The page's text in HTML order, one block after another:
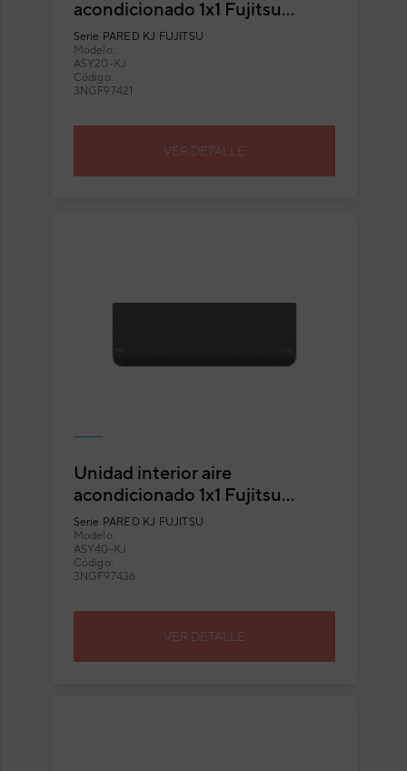
acondicionado 1x1 Fujitsu
ASY20-KJ split pared Inverter
negra
Serie PARED KJ FUJITSU
Modelo:
ASY20-KJ
Código:
3NGF97421
VER DETALLE
Unidad interior aire
acondicionado 1x1 Fujitsu
ASY40-KJ split pared Inverter
negra
Serie PARED KJ FUJITSU
Modelo:
ASY40-KJ
Código:
3NGF97436
VER DETALLE